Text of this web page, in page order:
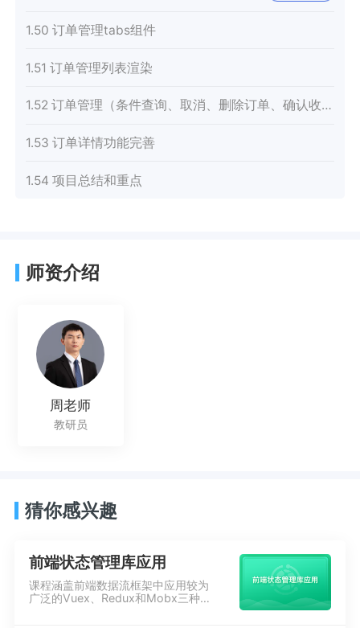
1.50 订单管理tabs组件
1.51 订单管理列表渲染
1.52 订单管理（条件查询、取消、删除订单、确认收货、查看物流）
1.53 订单详情功能完善
1.54 项目总结和重点
师资介绍
周老师
教研员
猜你感兴趣
前端状态管理库应用
课程涵盖前端数据流框架中应用较为
广泛的Vuex、Redux和Mobx三种状